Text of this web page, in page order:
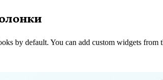
by default. You can add custom widgets from